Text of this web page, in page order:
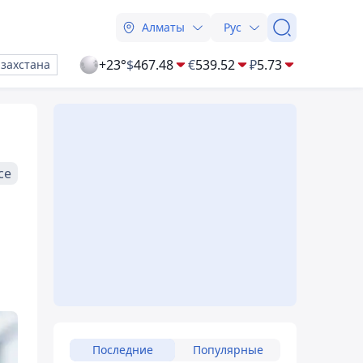
Алматы Рус
+23°$467.48 €539.52 ₽5.73
Последние Популярные